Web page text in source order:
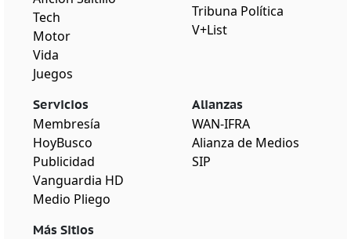
Tech
Motor
Vida
Juegos
Tribuna Política
V+List
Servicios
Membresía
HoyBusco
Publicidad
Vanguardia HD
Medio Pliego
Más Sitios
Alianzas
WAN-IFRA
Alianza de Medios
SIP